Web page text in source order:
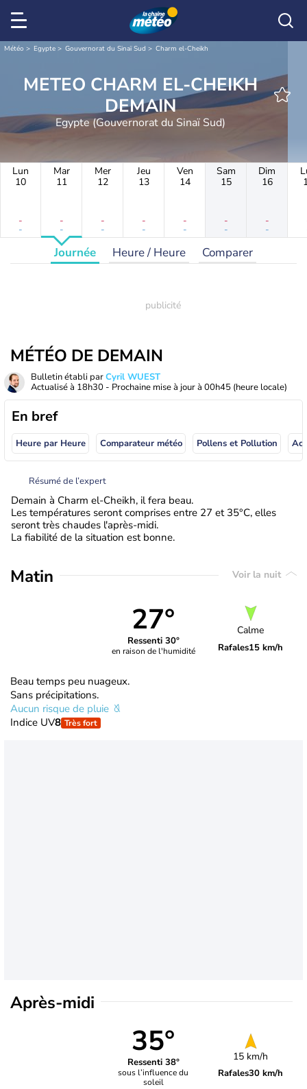
Météo Egypte Gouvernorat du Sinaï Sud Charm el-Cheikh
METEO CHARM EL-CHEIKH
DEMAIN
Egypte (Gouvernorat du Sinaï Sud)
Lun
10
-
-
Mar
11
-
-
Mer
12
-
-
Jeu
13
-
-
Ven
14
-
-
Sam
15
-
-
Dim
16
-
-
Journée Heure / Heure Comparer
MÉTÉO DE DEMAIN
Bulletin établi parCyril WUEST
Actualisé à 18h30 - Prochaine mise à jour à 00h45 (heure locale)
En bref
Heure par Heure Comparateur météo Pollens et Pollution
Résumé de l’expert
Demain à Charm el-Cheikh, il fera beau.
Les températures seront comprises entre 27 et 35°C, elles
seront très chaudes l'après-midi.
La fiabilité de la situation est bonne.
Matin Voir la nuit
27°
Ressenti 30°
en raison de l'humidité
Calme
Rafales15 km/h
Beau temps peu nuageux.
Sans précipitations.
Aucun risque de pluie
Indice UV8 Très fort
Après-midi
35°
Ressenti 38°
sous l’influence du
soleil
15 km/h
Rafales30 km/h